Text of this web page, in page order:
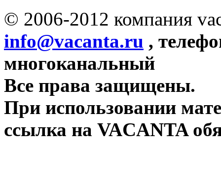
© 2006-2012 компания
info@vacanta.ru ,
многоканальный
Все права защищены.
При использовании
ссылка на VACANTA